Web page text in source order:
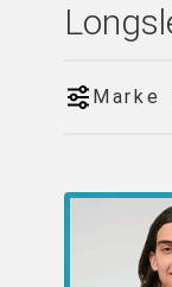
Marke